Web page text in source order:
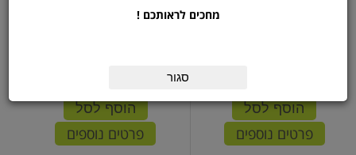
הוסף לסל
פרטים נוספים
הוסף לסל
פרטים נוספים
מחכים לראותכם !
סגור